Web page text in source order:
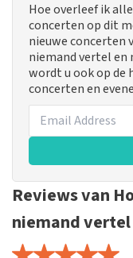
Hoe overleef ik
concerten op dit
nieuwe concerten
niemand vertel en
wordt u ook op de
concerten en
Reviews van
niemand vertel